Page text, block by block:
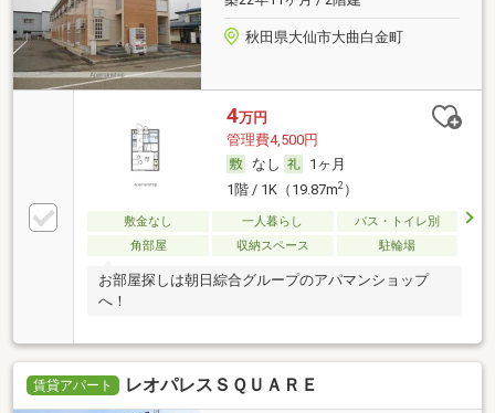
秋田県大仙市大曲白金町
4万円
管理費4,500円
なし
1ヶ月
1階 / 1K（19.87m2）
敷金なし 一人暮らし
バス・トイレ別
角部屋
収納スペース 駐輪場
お部屋探しは朝日綜合グループのアパマンショップ
へ！
賃貸アパート レオパレスＳＱＵＡＲＥ